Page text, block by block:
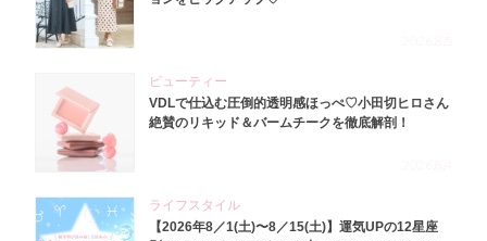
ビューティー
VDLで仕込む圧倒的透明感ほっぺ♡小田切ヒロさん
絶賛のリキッド＆バームチークを徹底解剖！
ライフスタイル
【2026年8／1(土)〜8／15(土)】運気UPの12星座